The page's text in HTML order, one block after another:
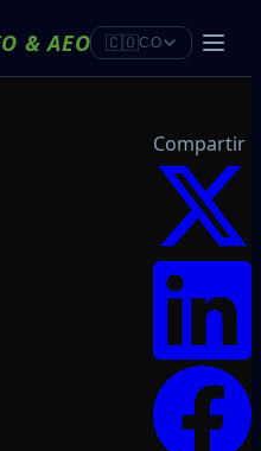
&AEO 🇨🇴CO
Compartir